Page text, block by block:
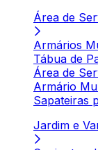
Área de
Armários
Tábua de
Área de
Armário
Sapateiras
Jardim e